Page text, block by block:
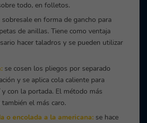
todo, en folletos.
sobresale en forma de gancho para
de anillas. Tiene como ventaja
hacer taladros y se pueden utilizar
se cosen los pliegos por separado
y se aplica cola caliente para
con la portada. El método más
el más caro.
o encolada a la americana: se hace